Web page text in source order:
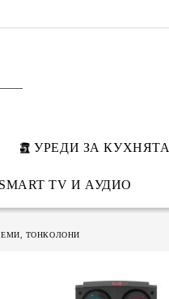
УРЕДИ ЗА КУХНЯТА
SMART TV И АУДИО
ТОНКОЛОНИ